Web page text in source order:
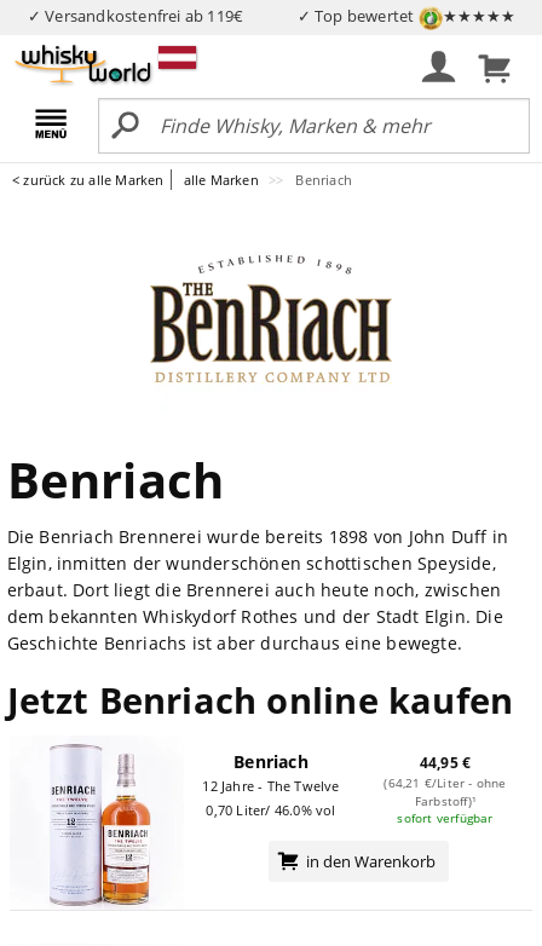
✓ Versandkostenfrei ab 119€ ✓ Top bewertet ★★★★★
< zurück zu alle Marken alle Marken Benriach
Benriach
Die Benriach Brennerei wurde bereits 1898 von John Duff in
Elgin, inmitten der wunderschönen schottischen Speyside,
erbaut. Dort liegt die Brennerei auch heute noch, zwischen
dem bekannten Whiskydorf Rothes und der Stadt Elgin. Die
Geschichte Benriachs ist aber durchaus eine bewegte.
Jetzt Benriach online kaufen
Benriach
12 Jahre - The Twelve
0,70 Liter/ 46.0% vol
44,95 €
(64,21 €/Liter - ohne
Farbstoff)¹
sofort verfügbar
in den Warenkorb